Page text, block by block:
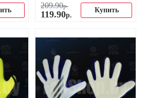
209.90р.
119.90р.
Купить